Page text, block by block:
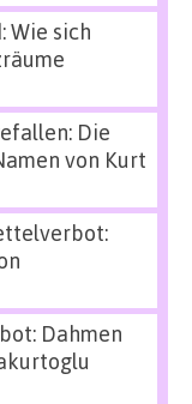
Wie sich
Die
von Kurt
Dahmen